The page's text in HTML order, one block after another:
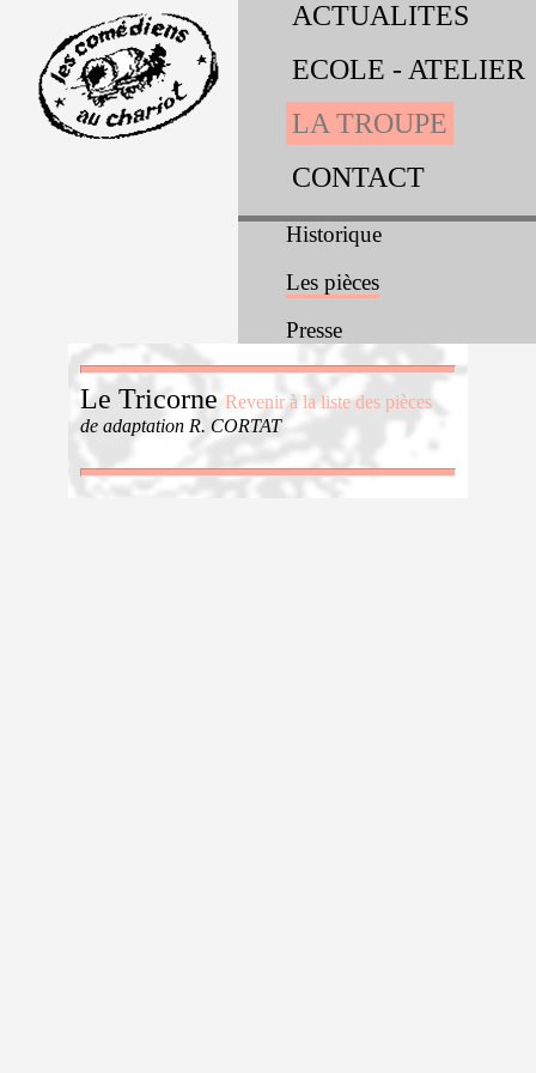
ACTUALITES
ECOLE - ATELIER
LA TROUPE
CONTACT
Historique
Les pièces
Presse
Le TricorneRevenir à la liste des pièces
de adaptation R. CORTAT